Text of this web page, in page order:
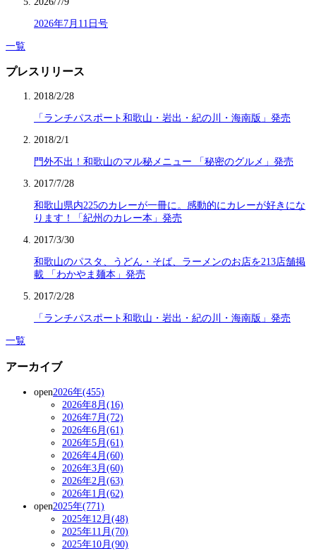
2026年7月11日号
一覧
プレスリリース
2018/2/28
「ランチパスポート和歌山・岩出・紀の川・海南版」発売
2018/2/1
門外不出！和歌山のマル秘メニュー 「秘密のグルメ」発売
2017/7/28
和歌山県内225のカレーが一冊に。感動的にカレーが好きにな
ります！「紀州のカレー本」発売
2017/3/30
和歌山のパスタ、うどん・そば、ラーメンのお店を213店舗掲
載 「わかやま麺本」発売
2017/2/28
「ランチパスポート和歌山・岩出・紀の川・海南版」発売
一覧
アーカイブ
open2026年(455)
2026年8月(16)
2026年7月(72)
2026年6月(61)
2026年5月(61)
2026年4月(60)
2026年3月(60)
2026年2月(63)
2026年1月(62)
open2025年(771)
2025年12月(48)
2025年11月(70)
2025年10月(90)